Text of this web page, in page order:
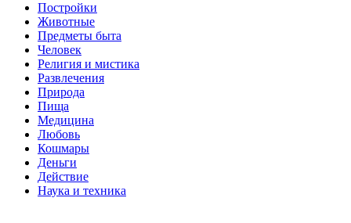
Постройки
Животные
Предметы быта
Человек
Религия и мистика
Развлечения
Природа
Пища
Медицина
Любовь
Кошмары
Деньги
Действие
Наука и техника